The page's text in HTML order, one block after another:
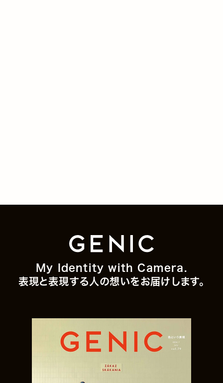
My Identity with Camera.
表現と表現する人の想いをお届けします。